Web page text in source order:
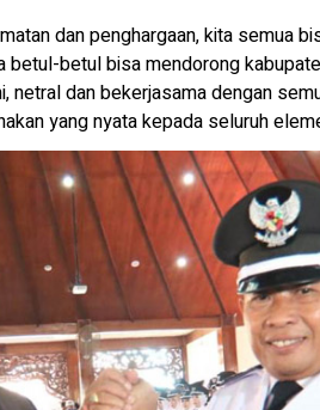
dan penghargaan, kita semua
betul-betul bisa mendorong
netral dan bekerjasama dengan
yang nyata kepada seluruh